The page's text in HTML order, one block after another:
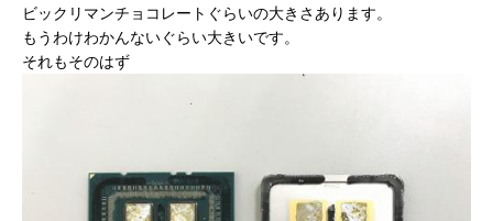
ビックリマンチョコレートぐらいの大きさあります。
もうわけわかんないぐらい大きいです。
それもそのはず